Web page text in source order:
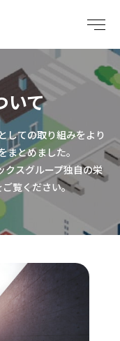
いて
しての取り組みをより
とめました。
クスグループ独自の栄
覧ください。